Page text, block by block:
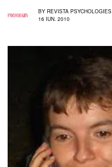
BY REVISTA PSYCHOLOGIES
16 IUN. 2010